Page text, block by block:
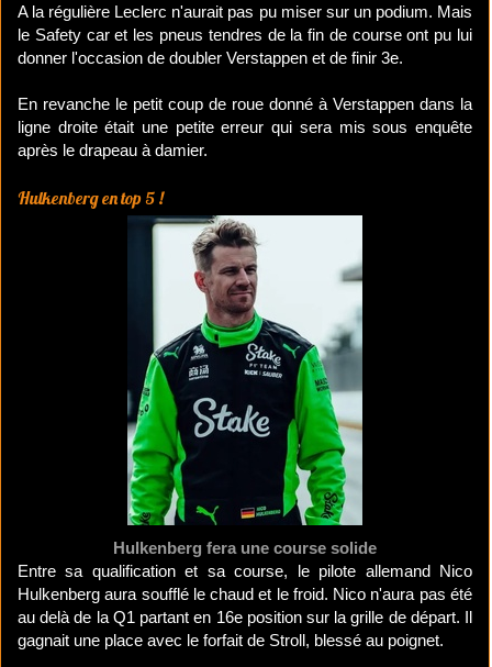
A la régulière Leclerc n'aurait pas pu miser sur un podium. Mais
le Safety car et les pneus tendres de la fin de course ont pu lui
donner l'occasion de doubler Verstappen et de finir 3e.
En revanche le petit coup de roue donné à Verstappen dans la
ligne droite était une petite erreur qui sera mis sous enquête
après le drapeau à damier.
Hulkenberg en top 5 !
Hulkenberg fera une course solide
Entre sa qualification et sa course, le pilote allemand Nico
Hulkenberg aura soufflé le chaud et le froid. Nico n'aura pas été
au delà de la Q1 partant en 16e position sur la grille de départ. Il
gagnait une place avec le forfait de Stroll, blessé au poignet.